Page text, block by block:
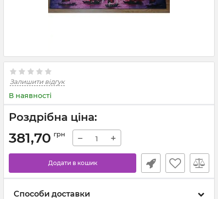
Залишити відгук
В наявності
Роздрібна ціна:
381,70 грн − +
Додати в кошик
Способи доставки